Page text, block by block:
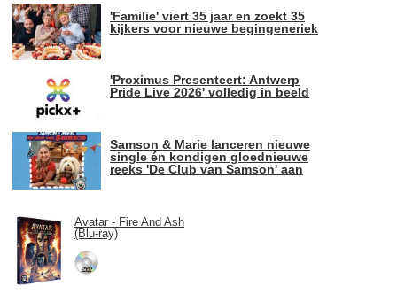
'Familie' viert 35 jaar en zoekt 35
kijkers voor nieuwe begingeneriek
'Proximus Presenteert: Antwerp
Pride Live 2026' volledig in beeld
Samson & Marie lanceren nieuwe
single én kondigen gloednieuwe
reeks 'De Club van Samson' aan
Avatar - Fire And Ash
(Blu-ray)